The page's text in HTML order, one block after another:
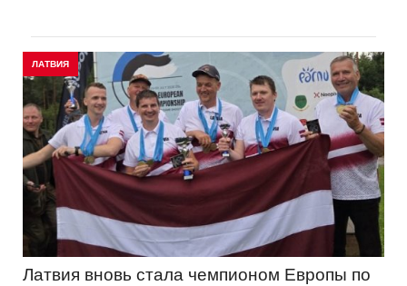
ЛАТВИЯ
Латвия вновь стала чемпионом Европы по